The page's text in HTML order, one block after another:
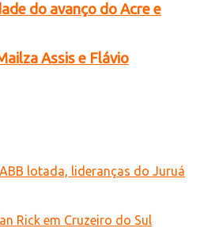
do avanço do Acre e
Assis e Flávio